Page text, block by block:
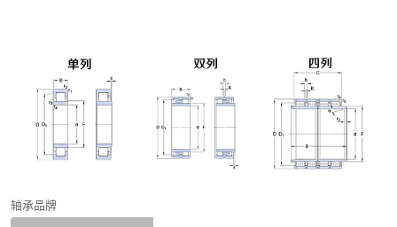
轴承品牌